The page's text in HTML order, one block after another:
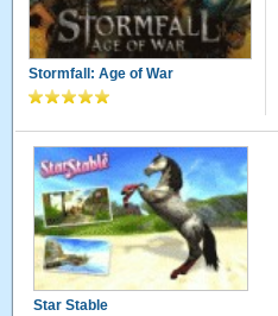
Stormfall: Age of War
Star Stable